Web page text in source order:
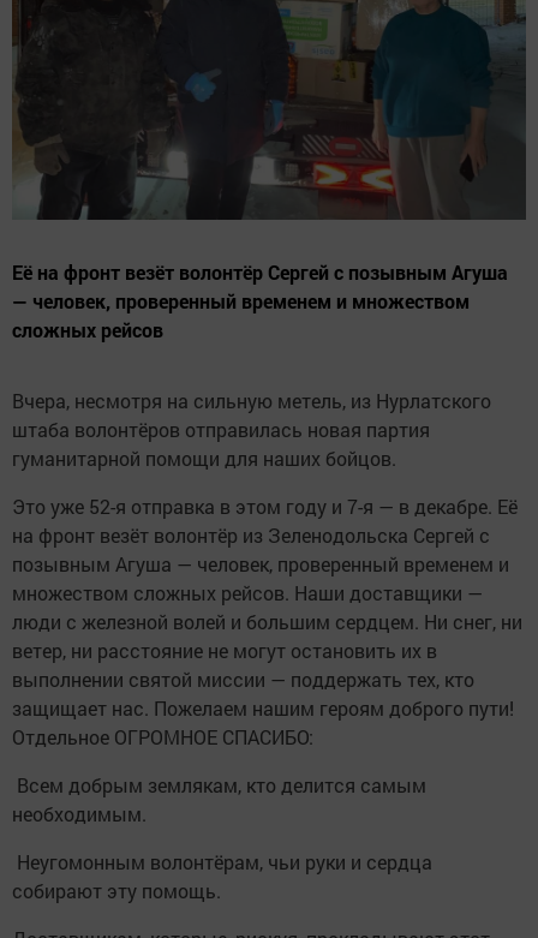
Её на фронт везёт волонтёр Сергей с позывным Агуша
— человек, проверенный временем и множеством
сложных рейсов
Вчера, несмотря на сильную метель, из Нурлатского
штаба волонтёров отправилась новая партия
гуманитарной помощи для наших бойцов.
Это уже 52-я отправка в этом году и 7-я — в декабре. Её
на фронт везёт волонтёр из Зеленодольска Сергей с
позывным Агуша — человек, проверенный временем и
множеством сложных рейсов. Наши доставщики —
люди с железной волей и большим сердцем. Ни снег, ни
ветер, ни расстояние не могут остановить их в
выполнении святой миссии — поддержать тех, кто
защищает нас. Пожелаем нашим героям доброго пути!
Отдельное ОГРОМНОЕ СПАСИБО:
Всем добрым землякам, кто делится самым
необходимым.
Неугомонным волонтёрам, чьи руки и сердца
собирают эту помощь.